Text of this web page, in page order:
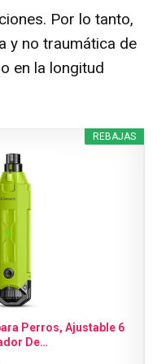
Por lo tanto,
y no traumática de
en la longitud
REBAJAS
Perros, Ajustable 6
De…